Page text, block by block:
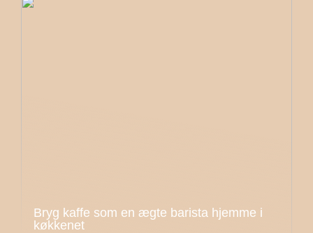
Bryg kaffe som en ægte barista hjemme i
køkkenet